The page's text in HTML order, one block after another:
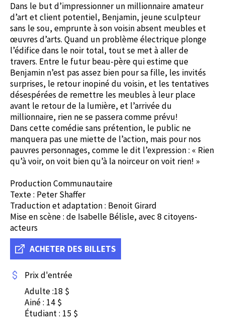
Dans le but d’impressionner un millionnaire amateur
d’art et client potentiel, Benjamin, jeune sculpteur
sans le sou, emprunte à son voisin absent meubles et
œuvres d’arts. Quand un problème électrique plonge
l’édifice dans le noir total, tout se met à aller de
travers. Entre le futur beau-père qui estime que
Benjamin n’est pas assez bien pour sa fille, les invités
surprises, le retour inopiné du voisin, et les tentatives
désespérées de remettre les meubles à leur place
avant le retour de la lumière, et l’arrivée du
millionnaire, rien ne se passera comme prévu!
Dans cette comédie sans prétention, le public ne
manquera pas une miette de l’action, mais pour nos
pauvres personnages, comme le dit l’expression : « Rien
qu’à voir, on voit bien qu’à la noirceur on voit rien! »
Production Communautaire
Texte : Peter Shaffer
Traduction et adaptation : Benoit Girard
Mise en scène : de Isabelle Bélisle, avec 8 citoyens-
acteurs
ACHETER DES BILLETS
Prix d'entrée
Adulte :18 $
Ainé : 14 $
Étudiant : 15 $